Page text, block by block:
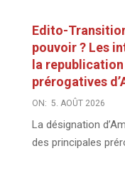
Edito-
pouvoir ? Les
la
prérogatives
ON: 5. AOÛT 2026
La désignation
des principales